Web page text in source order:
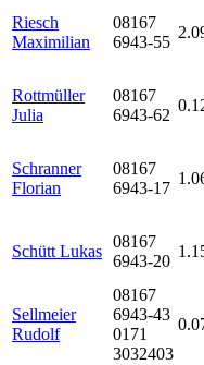
Riesch
Maximilian
08167
6943-55
Rottmüller
Julia
08167
6943-62
Schranner
Florian
08167
6943-17
Schütt Lukas
08167
6943-20
Sellmeier
Rudolf
08167
6943-43
0171
3032403